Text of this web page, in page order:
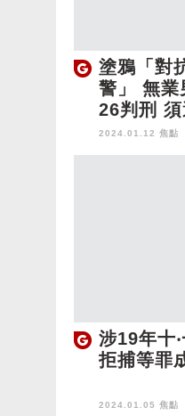
塗鴉「對
警」 無業
26判刑
2024.01.12 焦點
涉19年十
拒捕等罪
2024.01.05 焦點